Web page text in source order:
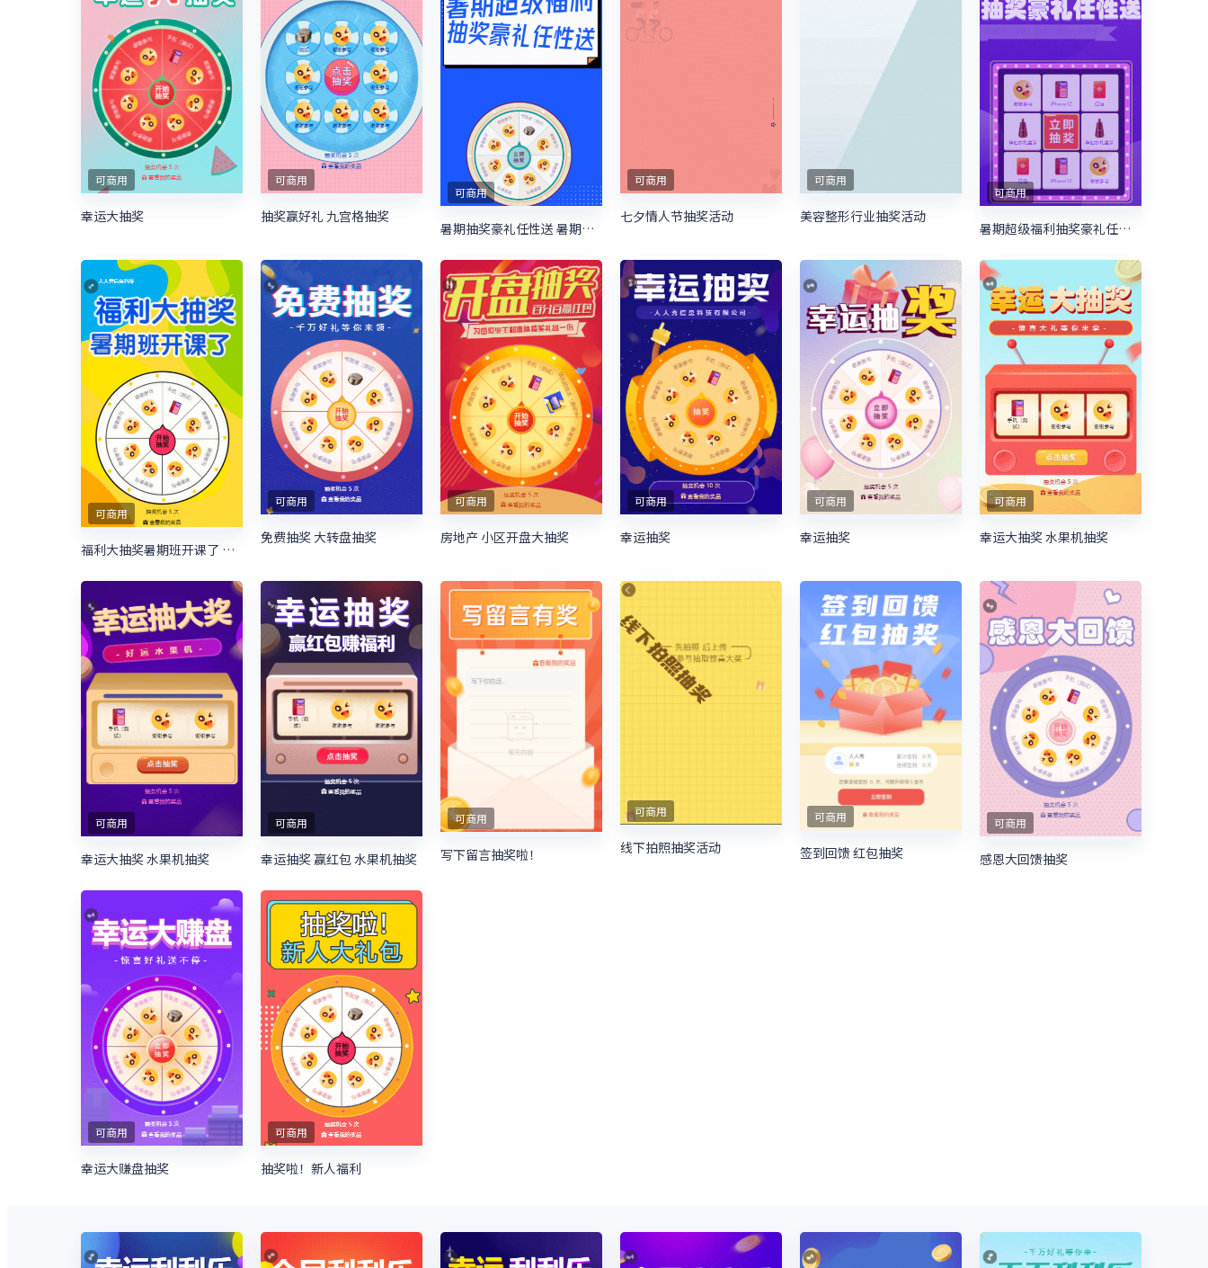
可商用
幸运大抽奖
可商用
抽奖赢好礼 九宫格抽奖
可商用
暑期抽奖豪礼任性送 暑期培训抽奖活动
可商用
七夕情人节抽奖活动
可商用
美容整形行业抽奖活动
可商用
暑期超级福利抽奖豪礼任性送 暑期培训抽奖活动
可商用
福利大抽奖暑期班开课了 暑期培训抽奖活动
可商用
免费抽奖 大转盘抽奖
可商用
房地产 小区开盘大抽奖
可商用
幸运抽奖
可商用
幸运抽奖
可商用
幸运大抽奖 水果机抽奖
可商用
幸运大抽奖 水果机抽奖
可商用
幸运抽奖 赢红包 水果机抽奖
可商用
写下留言抽奖啦！
可商用
线下拍照抽奖活动
可商用
签到回馈 红包抽奖
可商用
感恩大回馈抽奖
可商用
幸运大赚盘抽奖
可商用
抽奖啦！新人福利